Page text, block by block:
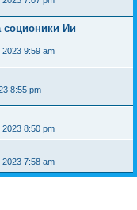
Ии
2023 9:59 am
8:55 pm
8:50 pm
7:58 am